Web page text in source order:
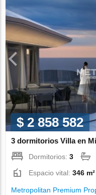
$ 2 858 582
3 dormitorios Villa en
Dormitorios:3
Espacio vital:346 m²
Metropolitan Premium